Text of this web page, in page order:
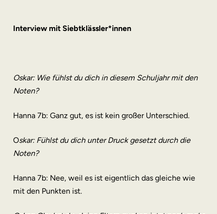
Interview mit Siebtklässler*innen
Oskar: Wie fühlst du dich in diesem Schuljahr mit den
Noten?
Hanna 7b: Ganz gut, es ist kein großer Unterschied.
Oskar: Fühlst du dich unter Druck gesetzt durch die
Noten?
Hanna 7b: Nee, weil es ist eigentlich das gleiche wie
mit den Punkten ist.